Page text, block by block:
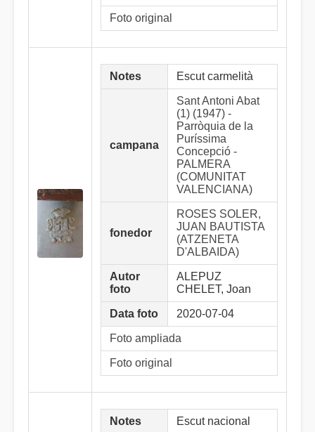
Foto original
Notes Escut carmelità
campana
Sant Antoni Abat
(1) (1947) -
Parròquia de la
Puríssima
Concepció -
PALMERA
(COMUNITAT
VALENCIANA)
fonedor
ROSES SOLER,
JUAN BAUTISTA
(ATZENETA
D'ALBAIDA)
Autor
foto
ALEPUZ
CHELET, Joan
Data foto 2020-07-04
Foto ampliada
Foto original
Notes Escut nacional